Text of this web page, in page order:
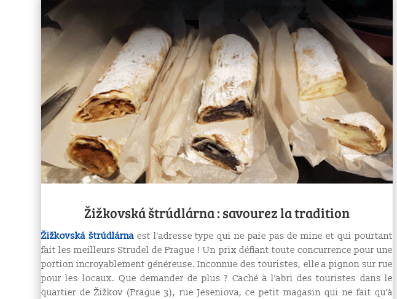
Žižkovská štrúdlárna : savourez la tradition
Žižkovská štrúdlárna est l’adresse type qui ne paie pas de mine et qui pourtant
fait les meilleurs Strudel de Prague ! Un prix défiant toute concurrence pour une
portion incroyablement généreuse. Inconnue des touristes, elle a pignon sur rue
pour les locaux. Que demander de plus ? Caché à l’abri des touristes dans le
quartier de Žižkov (Prague 3), rue Jeseniova, ce petit magasin qui ne fait qu’à